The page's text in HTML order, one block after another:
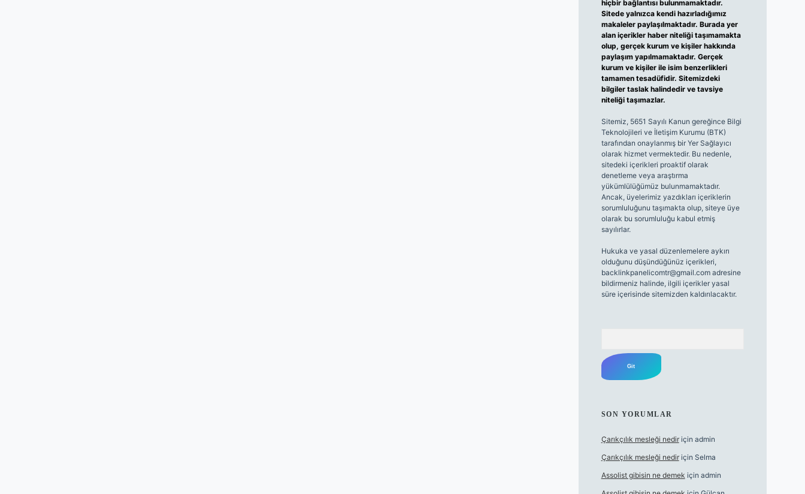
hiçbir bağlantısı bulunmamaktadır.
Sitede yalnızca kendi hazırladığımız
makaleler paylaşılmaktadır. Burada yer
alan içerikler haber niteliği taşımamakta
olup, gerçek kurum ve kişiler hakkında
paylaşım yapılmamaktadır. Gerçek
kurum ve kişiler ile isim benzerlikleri
tamamen tesadüfidir. Sitemizdeki
bilgiler taslak halindedir ve tavsiye
niteliği taşımazlar.
Sitemiz, 5651 Sayılı Kanun gereğince Bilgi
Teknolojileri ve İletişim Kurumu (BTK)
tarafından onaylanmış bir Yer Sağlayıcı
olarak hizmet vermektedir. Bu nedenle,
sitedeki içerikleri proaktif olarak
denetleme veya araştırma
yükümlülüğümüz bulunmamaktadır.
Ancak, üyelerimiz yazdıkları içeriklerin
sorumluluğunu taşımakta olup, siteye üye
olarak bu sorumluluğu kabul etmiş
sayılırlar.
Hukuka ve yasal düzenlemelere aykırı
olduğunu düşündüğünüz içerikleri,
backlinkpanelicomtr@gmail.comadresine
bildirmeniz halinde, ilgili içerikler yasal
süre içerisinde sitemizden kaldırılacaktır.
SON YORUMLAR
Çarıkçılık mesleği nediriçin admin
Çarıkçılık mesleği nediriçin Selma
Assolist gibisin ne demek için admin